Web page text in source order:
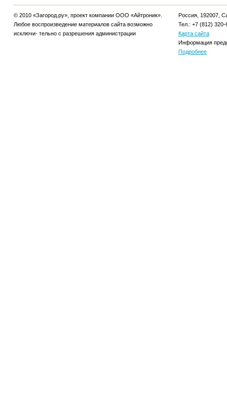
© 2010 «Загород.ру», проект компании ООО «Айтроник».
Любое воспроизведение материалов сайта возможно
исключи- тельно с разрешения администрации
Россия, 192007,
Тел.: +7 (812) 320-
Карта сайта
Информация
Подробнее